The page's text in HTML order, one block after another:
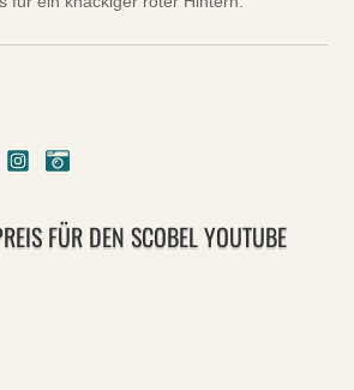
FacebookInstagram
FÜR DEN SCOBEL YOUTUBE